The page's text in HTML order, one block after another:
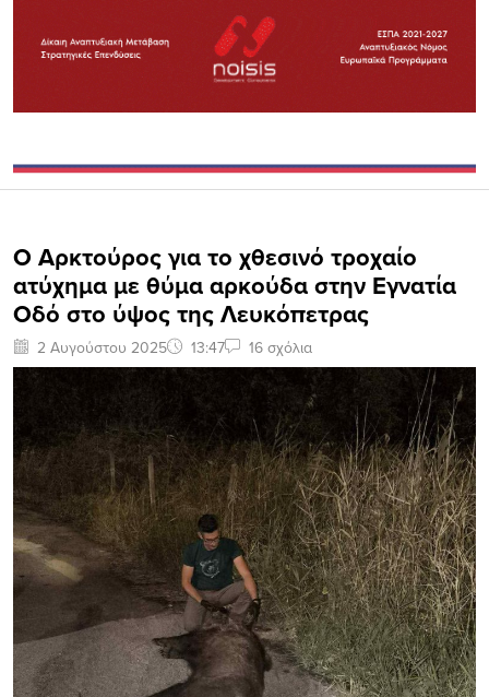
Ο Αρκτούρος για το χθεσινό τροχαίο
ατύχημα με θύμα αρκούδα στην Εγνατία
Οδό στο ύψος της Λευκόπετρας
2 Αυγούστου 2025 13:47 16 σχόλια